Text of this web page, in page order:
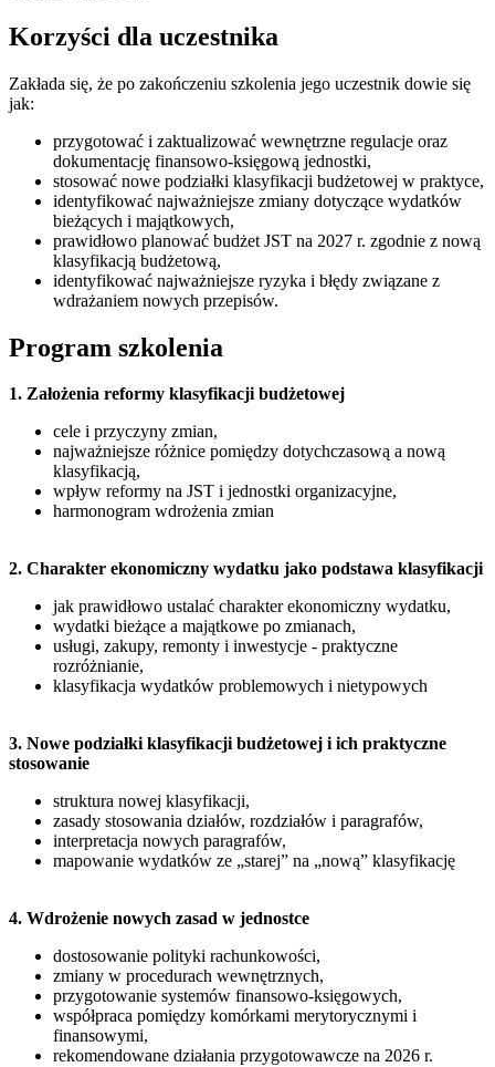
Korzyści dla uczestnika
Zakłada się, że po zakończeniu szkolenia jego uczestnik dowie się
jak:
przygotować i zaktualizować wewnętrzne regulacje oraz
dokumentację finansowo-księgową jednostki,
stosować nowe podziałki klasyfikacji budżetowej w praktyce,
identyfikować najważniejsze zmiany dotyczące wydatków
bieżących i majątkowych,
prawidłowo planować budżet JST na 2027 r. zgodnie z nową
klasyfikacją budżetową,
identyfikować najważniejsze ryzyka i błędy związane z
wdrażaniem nowych przepisów.
Program szkolenia
1. Założenia reformy klasyfikacji budżetowej
cele i przyczyny zmian,
najważniejsze różnice pomiędzy dotychczasową a nową
klasyfikacją,
wpływ reformy na JST i jednostki organizacyjne,
harmonogram wdrożenia zmian
2. Charakter ekonomiczny wydatku jako podstawa klasyfikacji
jak prawidłowo ustalać charakter ekonomiczny wydatku,
wydatki bieżące a majątkowe po zmianach,
usługi, zakupy, remonty i inwestycje - praktyczne
rozróżnianie,
klasyfikacja wydatków problemowych i nietypowych
3. Nowe podziałki klasyfikacji budżetowej i ich praktyczne
stosowanie
struktura nowej klasyfikacji,
zasady stosowania działów, rozdziałów i paragrafów,
interpretacja nowych paragrafów,
mapowanie wydatków ze „starej” na „nową” klasyfikację
4. Wdrożenie nowych zasad w jednostce
dostosowanie polityki rachunkowości,
zmiany w procedurach wewnętrznych,
przygotowanie systemów finansowo-księgowych,
współpraca pomiędzy komórkami merytorycznymi i
finansowymi,
rekomendowane działania przygotowawcze na 2026 r.